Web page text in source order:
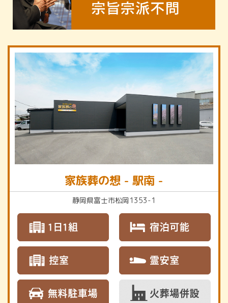
家族葬の想 - 駅南 -
静岡県富士市松岡1353-1